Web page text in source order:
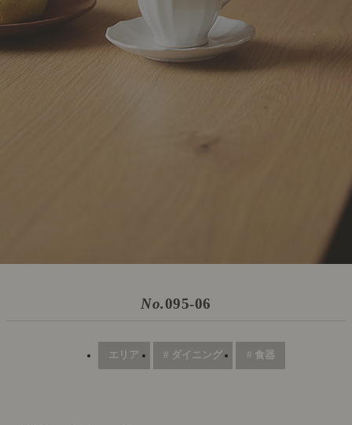
No.095-06
エリア # ダイニング # 食器